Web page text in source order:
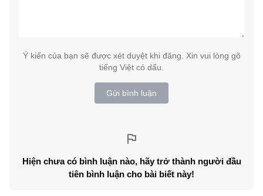
Ý kiến của bạn sẽ được xét duyệt khi đăng. Xin vui lòng gõ
tiếng Việt có dấu.
Gửi bình luận
Hiện chưa có bình luận nào, hãy trở thành người đầu
tiên bình luận cho bài biết này!